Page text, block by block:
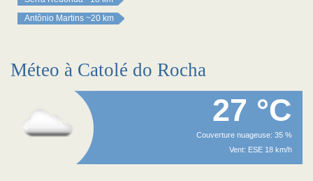
Antônio Martins ~20 km
Méteo à Catolé do Rocha
27 °C
Couverture nuageuse: 35 %
Vent: ESE 18 km/h